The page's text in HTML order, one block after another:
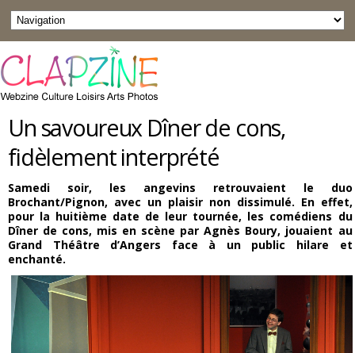
Un savoureux Dîner de cons,
fidèlement interprété
Samedi soir, les angevins retrouvaient le duo
Brochant/Pignon, avec un plaisir non dissimulé. En effet,
pour la huitième date de leur tournée, les comédiens du
Dîner de cons, mis en scène par Agnès Boury, jouaient au
Grand Théâtre d’Angers face à un public hilare et
enchanté.